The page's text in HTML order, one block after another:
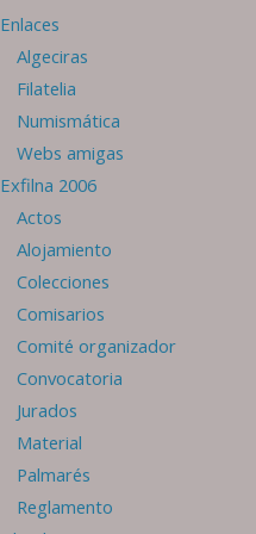
Enlaces
Algeciras
Filatelia
Numismática
Webs amigas
Exfilna 2006
Actos
Alojamiento
Colecciones
Comisarios
Comité organizador
Convocatoria
Jurados
Material
Palmarés
Reglamento